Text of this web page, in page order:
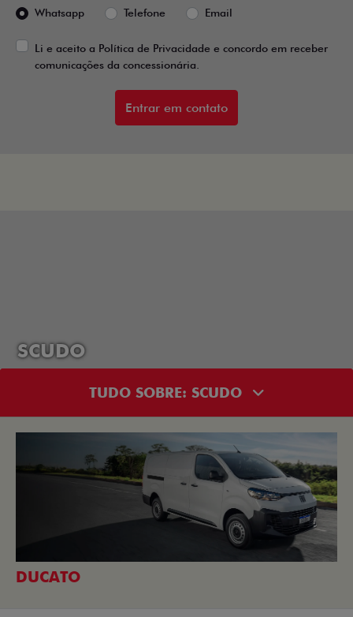
Whatsapp
Telefone Email
Li e aceito a Política de Privacidade e concordo em receber
comunicações da concessionária.
Entrar em contato
SCUDO
TUDO SOBRE: SCUDO
DUCATO